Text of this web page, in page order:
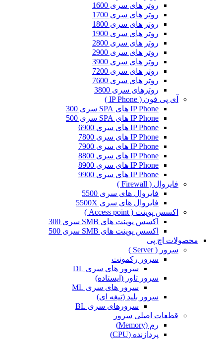
روتر های سری 1600
روتر های سری 1700
روتر های سری 1800
روتر های سری 1900
روتر های سری 2800
روتر های سری 2900
روتر های سری 3900
روتر های سری 7200
روتر های سری 7600
روترهای سری 3800
آی پی فون ( IP Phone )
IP Phone های SPA سری 300
IP Phone های SPA سری 500
IP Phone های سری 6900
IP Phone های سری 7800
IP Phone های سری 7900
IP Phone های سری 8800
IP Phone های سری 8900
IP Phone های سری 9900
فایروال ( Firewall )
فایروال های سری 5500
فایروال های سری 5500X
اکسس پوینت ( Access point )
اکسس پوینت های SMB سری 300
اکسس پوینت های SMB سری 500
محصولات اچ پی
سرور ( Server )
سرور رکمونت
سرور های سری DL
سرور تاور (ایستاده)
سرور های سری ML
سرور بلید (تیغه ای)
سرورهای سری BL
قطعات اصلی سرور
رم (Memory)
پردازنده (CPU)